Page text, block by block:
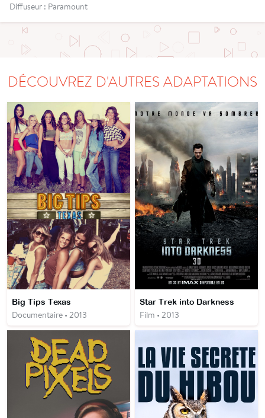
Diffuseur : Paramount
DÉCOUVREZ D'AUTRES ADAPTATIONS
Big Tips Texas
Documentaire • 2013
Star Trek into Darkness
Film • 2013